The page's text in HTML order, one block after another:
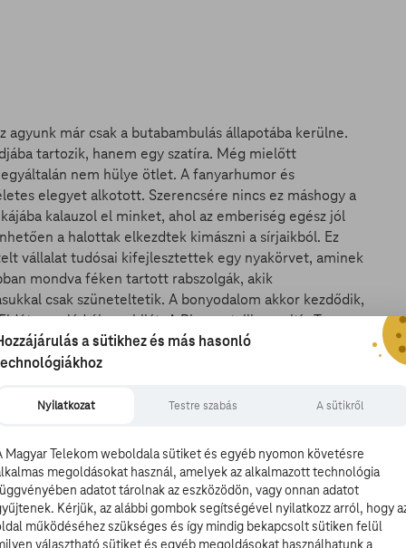
már csak a butabambulás állapotába kerülne.
tartozik, hanem egy szatíra. Még mielőtt
nem hülye ötlet. A fanyarhumor és
elegyet alkotott. Szerencsére nincs ez máshogy a
kalauzol el minket, ahol az emberiség egész jól
a halottak elkezdtek kimászni a sírjaikból. Ez
vállalat tudósai kifejlesztettek egy nyakörvet, aminek
mondva féken tartott rabszolgák, akik
csak szüneteltetik. A bonyodalom akkor kezdődik,
a család új zombiját. A Pleasantville-pozitív Tommy
hogy Lassie nem volt így ráhangolódva a gazdájára.
a családkedvenc zombi képes lesz parancsolni
Ezt nem áruljuk el, de végülis Lassie is hazatálált,
a sütikhez és más hasonló
Nyilatkozat Testre szabás A sütikről
Magyar Telekom weboldala sütiket és egyéb nyomon követésre
megoldásokat használ, amelyek az alkalmazott technológia
adatot tárolnak az eszközödön, vagy onnan adatot
Kérjük, az alábbi gombok segítségével nyilatkozz arról, hogy
működéséhez szükséges és így mindig bekapcsolt sütiken felül
választható sütiket és egyéb megoldásokat használhatunk a